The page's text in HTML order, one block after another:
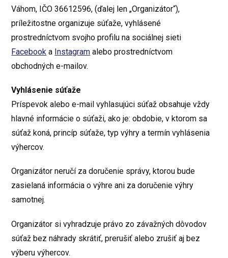
Váhom, IČO 36612596, (ďalej len „Organizátor“),
príležitostne organizuje súťaže, vyhlásené
prostredníctvom svojho profilu na sociálnej sieti
Facebook a Instagram alebo prostredníctvom
obchodných e-mailov.
Vyhlásenie súťaže
Príspevok alebo e-mail vyhlasujúci súťaž obsahuje vždy
hlavné informácie o súťaži, ako je: obdobie, v ktorom sa
súťaž koná, princíp súťaže, typ výhry a termín vyhlásenia
výhercov.
Organizátor neručí za doručenie správy, ktorou bude
zasielaná informácia o výhre ani za doručenie výhry
samotnej.
Organizátor si vyhradzuje právo zo závažných dôvodov
súťaž bez náhrady skrátiť, prerušiť alebo zrušiť aj bez
výberu výhercov.